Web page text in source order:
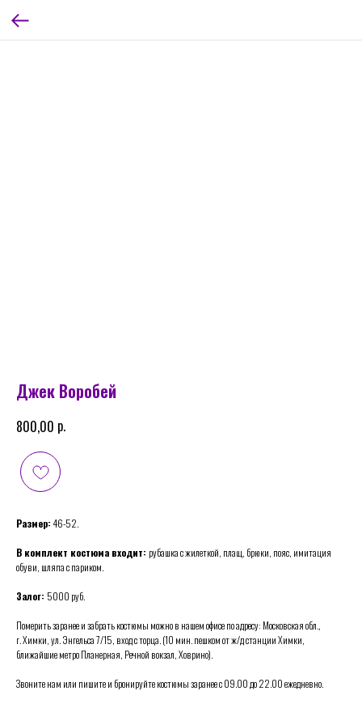
Джек Воробей
800,00 р.
Размер: 46-52.
В комплект костюма входит: рубашка с жилеткой, плащ, брюки, пояс, имитация
обуви, шляпа с париком.
Залог: 5000 руб.
Померить заранее и забрать костюмы можно в нашем офисе по адресу: Московская обл.,
г. Химки, ул. Энгельса 7/15, вход с торца. (10 мин. пешком от ж/д станции Химки,
ближайшие метро Планерная, Речной вокзал, Ховрино).
Звоните нам или пишите и бронируйте костюмы заранее с 09.00 до 22.00 ежедневно.